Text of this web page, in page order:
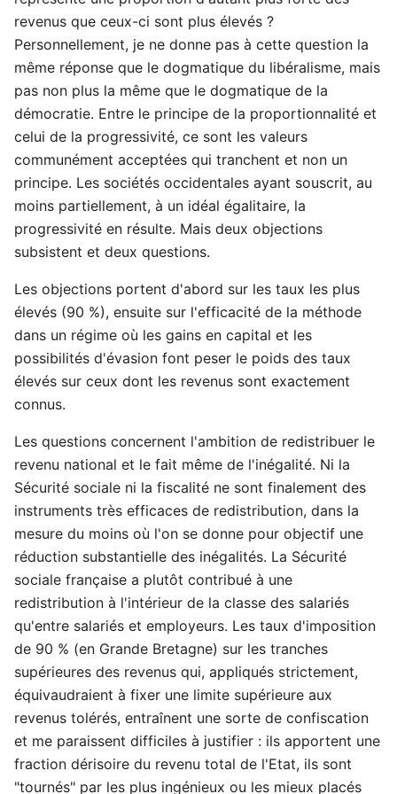
revenus que ceux-ci sont plus élevés ?
Personnellement, je ne donne pas à cette question la
même réponse que le dogmatique du libéralisme, mais
pas non plus la même que le dogmatique de la
démocratie. Entre le principe de la proportionnalité et
celui de la progressivité, ce sont les valeurs
communément acceptées qui tranchent et non un
principe. Les sociétés occidentales ayant souscrit, au
moins partiellement, à un idéal égalitaire, la
progressivité en résulte. Mais deux objections
subsistent et deux questions.
Les objections portent d'abord sur les taux les plus
élevés (90 %), ensuite sur l'efficacité de la méthode
dans un régime où les gains en capital et les
possibilités d'évasion font peser le poids des taux
élevés sur ceux dont les revenus sont exactement
connus.
Les questions concernent l'ambition de redistribuer le
revenu national et le fait même de l'inégalité. Ni la
Sécurité sociale ni la fiscalité ne sont finalement des
instruments très efficaces de redistribution, dans la
mesure du moins où l'on se donne pour objectif une
réduction substantielle des inégalités. La Sécurité
sociale française a plutôt contribué à une
redistribution à l'intérieur de la classe des salariés
qu'entre salariés et employeurs. Les taux d'imposition
de 90 % (en Grande Bretagne) sur les tranches
supérieures des revenus qui, appliqués strictement,
équivaudraient à fixer une limite supérieure aux
revenus tolérés, entraînent une sorte de confiscation
et me paraissent difficiles à justifier : ils apportent une
fraction dérisoire du revenu total de l'Etat, ils sont
"tournés" par les plus ingénieux ou les mieux placés